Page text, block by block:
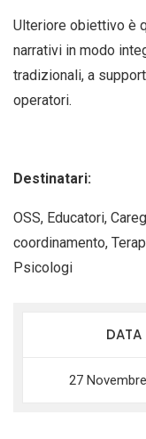
Ulteriore obiettivo è
narrativi in modo
tradizionali, a
operatori.
Destinatari:
OSS, Educatori,
coordinamento,
Psicologi
DATA
27